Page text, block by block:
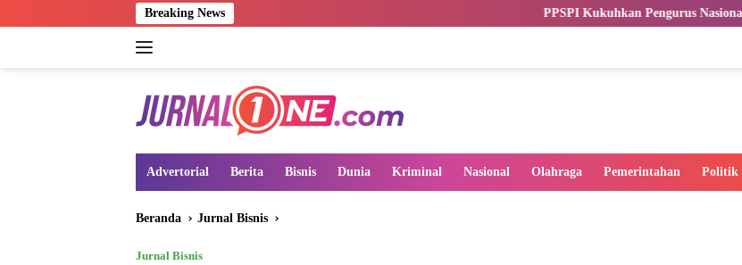
ke
Breaking News PPSPI Kukuhkan Pengurus Nasional dan 38 DPW, Perkuat
Advertorial Berita Bisnis Dunia Kriminal Nasional Olahraga Pemerintahan Politik
Beranda Jurnal Bisnis
Jurnal Bisnis